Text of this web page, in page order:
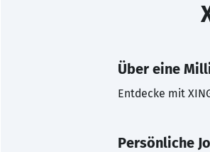
Über eine
Entdecke mit
Persönliche